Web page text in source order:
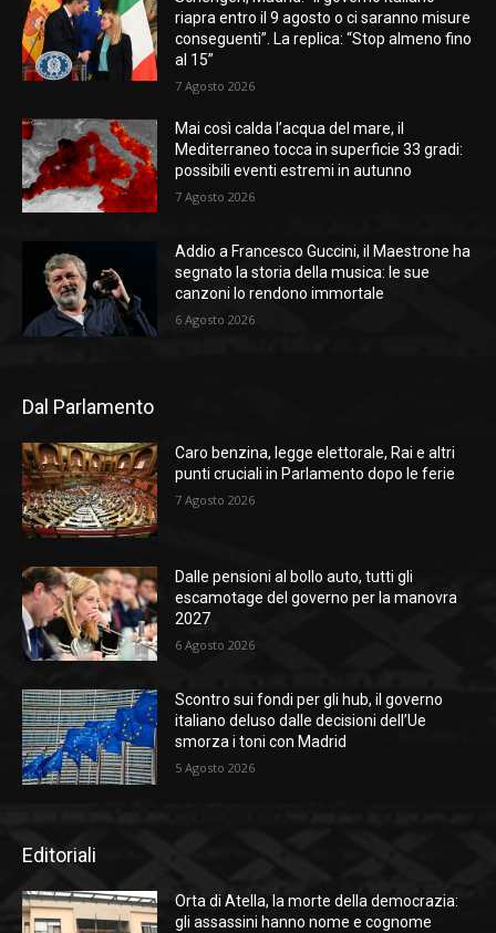
riapra entro il 9 agosto o ci saranno misure
conseguenti”. La replica: “Stop almeno fino
al 15”
7 Agosto 2026
Mai così calda l’acqua del mare, il
Mediterraneo tocca in superficie 33 gradi:
possibili eventi estremi in autunno
7 Agosto 2026
Addio a Francesco Guccini, il Maestrone ha
segnato la storia della musica: le sue
canzoni lo rendono immortale
6 Agosto 2026
Dal Parlamento
Caro benzina, legge elettorale, Rai e altri
punti cruciali in Parlamento dopo le ferie
7 Agosto 2026
Dalle pensioni al bollo auto, tutti gli
escamotage del governo per la manovra
2027
6 Agosto 2026
Scontro sui fondi per gli hub, il governo
italiano deluso dalle decisioni dell’Ue
smorza i toni con Madrid
5 Agosto 2026
Editoriali
Orta di Atella, la morte della democrazia:
gli assassini hanno nome e cognome